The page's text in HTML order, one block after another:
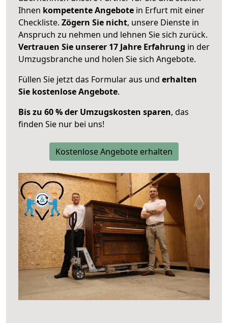
Ihnen kompetente Angebote in Erfurt mit einer
Checkliste. Zögern Sie nicht, unsere Dienste in
Anspruch zu nehmen und lehnen Sie sich zurück.
Vertrauen Sie unserer 17 Jahre Erfahrung in der
Umzugsbranche und holen Sie sich Angebote.
Füllen Sie jetzt das Formular aus und erhalten
Sie kostenlose Angebote.
Bis zu 60 % der Umzugskosten sparen, das
finden Sie nur bei uns!
Kostenlose Angebote erhalten